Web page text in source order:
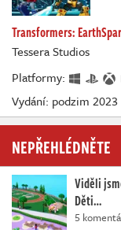
Transformers:
Tessera Studios
Platformy:
Vydání: podzim 2023
NEPŘEHLÉDNĚTE
Viděli
Děti…
5